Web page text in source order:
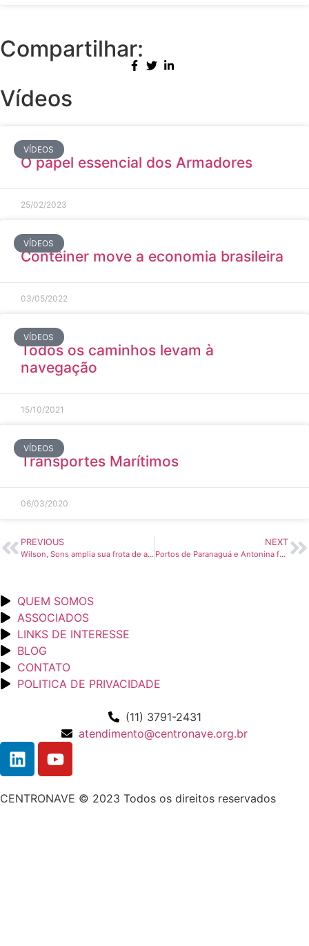
Compartilhar:
Vídeos
VÍDEOS
O papel essencial dos Armadores
25/02/2023
VÍDEOS
Contêiner move a economia brasileira
03/05/2022
VÍDEOS
Todos os caminhos levam à
navegação
15/10/2021
VÍDEOS
Transportes Marítimos
06/03/2020
PREVIOUS
Wilson, Sons amplia sua frota de apoio marítimo – Portal Naval
NEXT
Portos de Paranaguá e Antonina fecham o semestre com alta de 13% na movimentação geral – A Tribuna On-line
QUEM SOMOS
ASSOCIADOS
LINKS DE INTERESSE
BLOG
CONTATO
POLITICA DE PRIVACIDADE
(11) 3791-2431
atendimento@centronave.org.br
CENTRONAVE © 2023 Todos os direitos reservados